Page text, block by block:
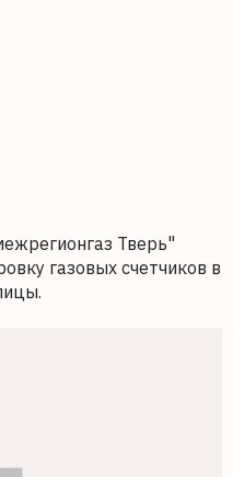
Тверь"
газовых счетчиков в